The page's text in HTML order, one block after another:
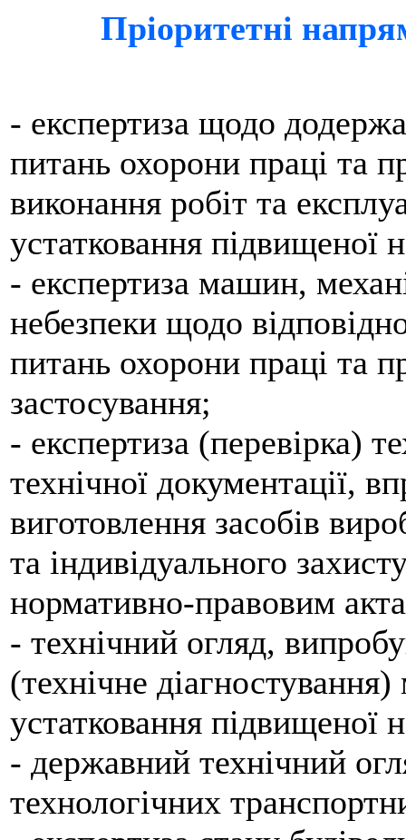
Пріоритетні
- експертиза щодо
питань охорони праці та
виконання робіт та
устатковання підвищеної
- експертиза машин,
небезпеки щодо
питань охорони праці та
застосування;
- експертиза (перевірка)
технічної документації,
виготовлення засобів
та індивідуального
нормативно-правовим
- технічний огляд,
(технічне
устатковання підвищеної
- державний технічний
технологічних